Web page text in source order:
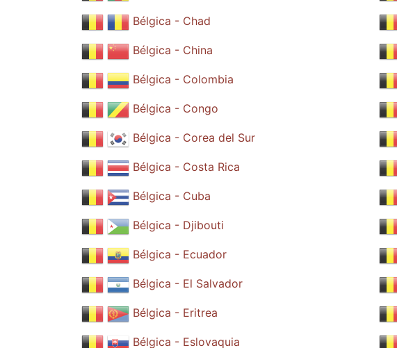
Bélgica - Chad
Bélgica - China
Bélgica - Colombia
Bélgica - Congo
Bélgica - Corea del Sur
Bélgica - Costa Rica
Bélgica - Cuba
Bélgica - Djibouti
Bélgica - Ecuador
Bélgica - El Salvador
Bélgica - Eritrea
Bélgica - Eslovaquia